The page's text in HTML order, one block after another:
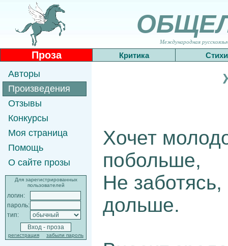
Международная
Проза Критика Стихи
Авторы
Произведения
Отзывы
Конкурсы
Моя страница
Помощь
О сайте прозы
Для зарегистрированных
пользователей
логин:
пароль:
тип:
регистрация забыли пароль
Хочет
побольше,
Не заботясь,
дольше.